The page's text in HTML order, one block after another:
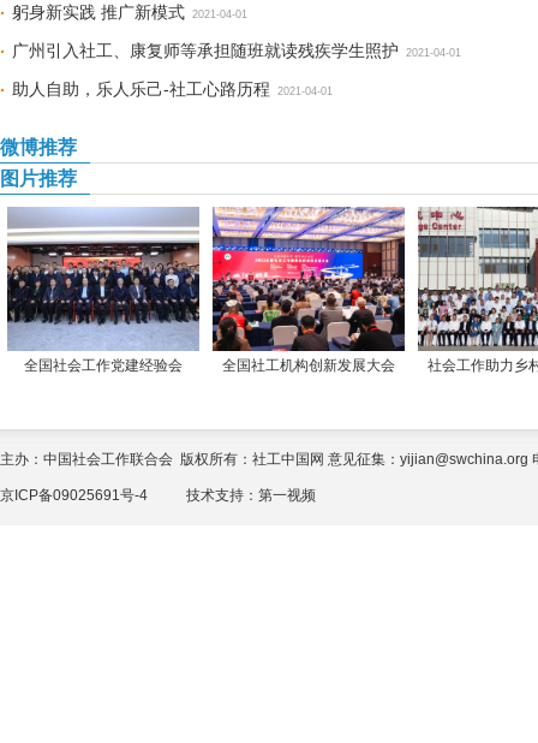
躬身新实践 推广新模式 2021-04-01
广州引入社工、康复师等承担随班就读残疾学生照护 2021-04-01
助人自助，乐人乐己-社工心路历程 2021-04-01
微博推荐
图片推荐
全国社会工作党建经验会 全国社工机构创新发展大会 社会工作助力乡
主办：中国社会工作联合会 版权所有：社工中国网 意见征集：yijian@swchina.org
京ICP备09025691号-4 技术支持： 第一视频